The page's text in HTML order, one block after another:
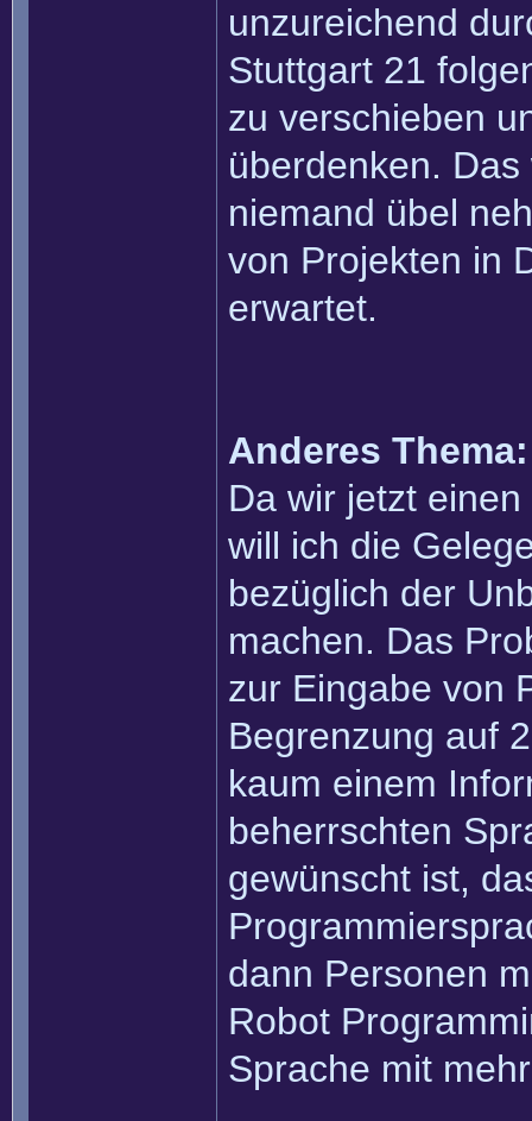
unzureichend
Stuttgart 21
zu verschieben
überdenken.
niemand übel
von Projekten in
erwartet.
Anderes Thema:
Da wir jetzt
will ich die
bezüglich der
machen. Das
zur Eingabe von
Begrenzung auf
kaum einem
beherrschten
gewünscht ist,
dann Personen
Robot
Sprache mit